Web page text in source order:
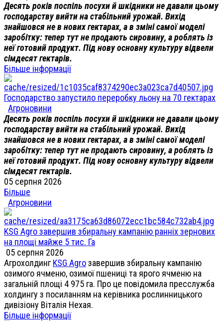
Десять років поспіль посухи й шкідники не давали цьому
господарству вийти на стабільний урожай. Вихід
знайшовся не в нових гектарах, а в зміні самої моделі
заробітку: тепер тут не продають сировину, а роблять із
неї готовий продукт. Під нову основну культуру відвели
сімдесят гектарів.
Більше інформації
Господарство запустило переробку льону на 70 гектарах
Агроновини
Десять років поспіль посухи й шкідники не давали цьому
господарству вийти на стабільний урожай. Вихід
знайшовся не в нових гектарах, а в зміні самої моделі
заробітку: тепер тут не продають сировину, а роблять із
неї готовий продукт. Під нову основну культуру відвели
сімдесят гектарів.
05 серпня 2026
Більше
Агроновини
KSG Agro завершив збиральну кампанію ранніх зернових
на площі майже 5 тис. Га
05 серпня 2026
АгрохолдингKSG Agroзавершив збиральну кампанію
озимого ячменю, озимої пшениці та ярого ячменю на
загальній площі 4 975 га. Про це повідомила пресслужба
холдингу з посиланням на керівника рослинницького
дивізіону Віталія Нехая.
Більше інформації